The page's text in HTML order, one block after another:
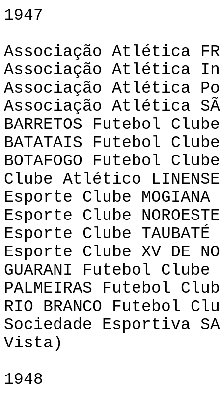
1947
Associação Atlética
Associação Atlética
Associação Atlética
Associação Atlética
BARRETOS Futebol
BATATAIS Futebol
BOTAFOGO Futebol
Clube Atlético
Esporte Clube
Esporte Clube
Esporte Clube
Esporte Clube XV DE
GUARANI Futebol
PALMEIRAS Futebol
RIO BRANCO Futebol
Sociedade Esportiva
Vista)
1948